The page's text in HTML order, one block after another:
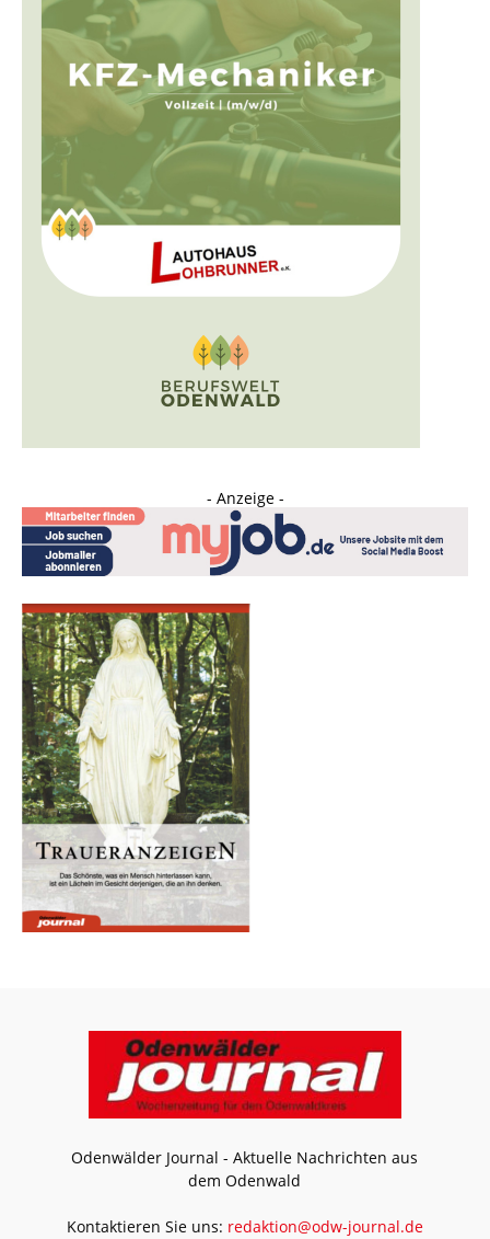
- Anzeige -
Odenwälder Journal - Aktuelle Nachrichten aus
dem Odenwald
Kontaktieren Sie uns: redaktion@odw-journal.de